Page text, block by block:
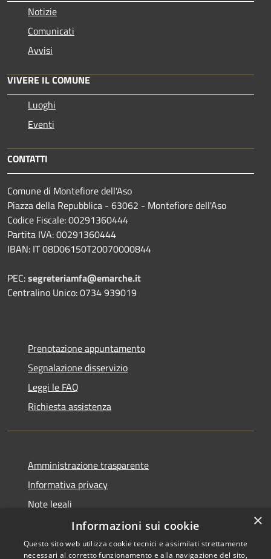
Notizie
Comunicati
Avvisi
VIVERE IL COMUNE
Luoghi
Eventi
CONTATTI
Comune di Montefiore dell'Aso
Piazza della Repubblica - 63062 - Montefiore dell'Aso
Codice Fiscale: 00291360444
Partita IVA: 00291360444
IBAN: IT 08D06150T20070000844
PEC:segreteriamfa@emarche.it
Centralino Unico: 0734 939019
Prenotazione appuntamento
Segnalazione disservizio
Leggi le FAQ
Richiesta assistenza
Amministrazione trasparente
Informativa privacy
Note legali
Dichiarazione di accessibilità
×
Informazioni sui cookie
Questo sito web utilizza cookie tecnici e assimilati strettamente
necessari al corretto funzionamento e alla navigazione del sito,